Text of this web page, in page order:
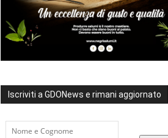
Iscriviti a GDONews e rimani aggiornato